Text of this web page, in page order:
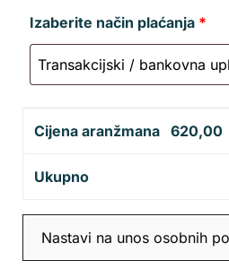
Izaberite način plaćanja *
Cijena aranžmana 620,00
Ukupno
Nastavi na unos osobnih